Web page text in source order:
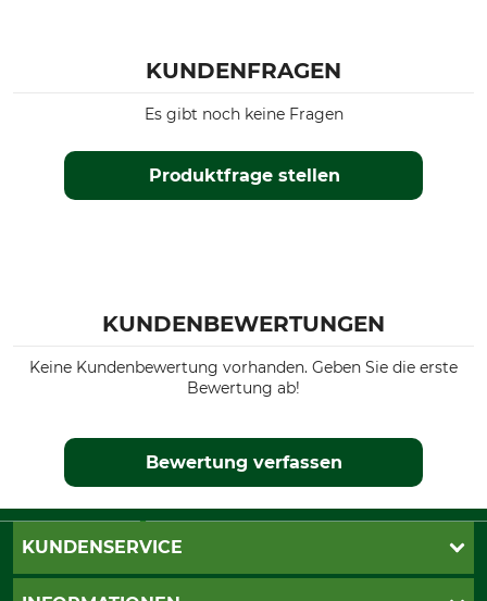
KUNDENFRAGEN
Produktfrage stellen
Es gibt noch keine Fragen
KUNDENBEWERTUNGEN
Keine Kundenbewertung vorhanden. Geben Sie die erste
Bewertung ab!
Bewertung verfassen
KUNDENSERVICE
Katalogbestellung